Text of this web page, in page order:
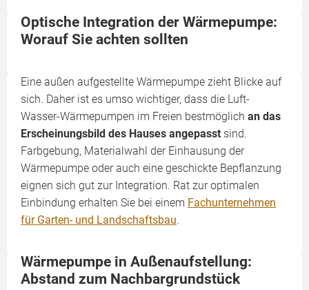
Optische Integration der Wärmepumpe:
Worauf Sie achten sollten
Eine außen aufgestellte Wärmepumpe zieht Blicke auf
sich. Daher ist es umso wichtiger, dass die Luft-
Wasser-Wärmepumpen im Freien bestmöglich an das
Erscheinungsbild des Hauses angepasst sind.
Farbgebung, Materialwahl der Einhausung der
Wärmepumpe oder auch eine geschickte Bepflanzung
eignen sich gut zur Integration. Rat zur optimalen
Einbindung erhalten Sie bei einem Fachunternehmen
für Garten- und Landschaftsbau.
Wärmepumpe in Außenaufstellung:
Abstand zum Nachbargrundstück